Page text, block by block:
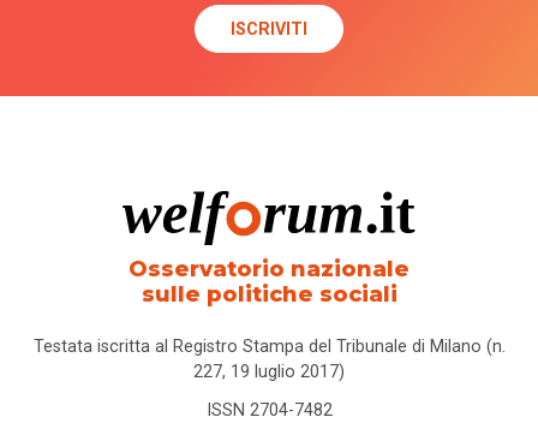
Osservatorio nazionale
sulle politiche sociali
Testata iscritta al Registro Stampa del Tribunale di Milano (n.
227, 19 luglio 2017)
ISSN 2704-7482